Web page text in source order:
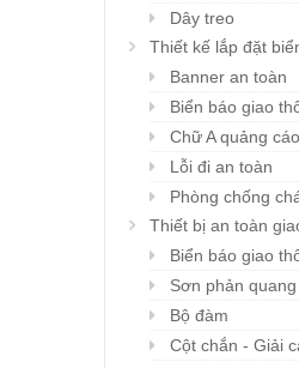
Dây treo
Thiết kế lắp đặt
Banner an toàn
Biển báo giao
Chữ A quảng cáo
Lỗi đi an toàn
Phòng chống
Thiết bị an toàn
Biển báo giao
Sơn phản quang
Bộ đàm
Cột chắn - Giải
Chi tiết
Áo gile KYUNGIN
hàng đẹp…
Giá : liên hệ